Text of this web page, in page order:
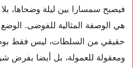
فيصبح سمسارا بين ليلة وضحاها،
هي الوصفة المثالية للفوضى.
حقيقي من السلطات، ليس فقط
ومعقولة للعمولة، بل أيضا بفرض